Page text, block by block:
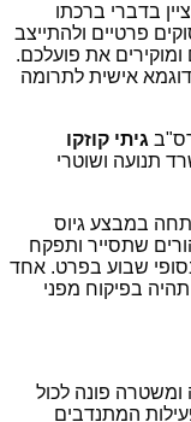
ציין בדברי ברכתו
פרטיים ולהתייצב
את פועלכם.
אישית לתרומה
גיתי קוזקו
תנועה ושוטרי
במבצע גיוס
שתסייר ותפקח
שבוע בפרט. אחד
בפיקוח מפני
פונה לכול
המתנדבים